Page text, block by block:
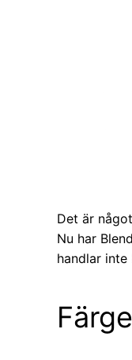
Det är
Nu har
handlar